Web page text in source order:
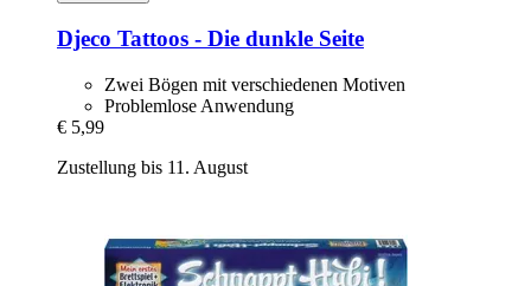
Djeco Tattoos -​ Die dunkle Seite
Zwei Bögen mit verschiedenen Motiven
Problemlose Anwendung
€ 5,99
Zustellung bis 11. August